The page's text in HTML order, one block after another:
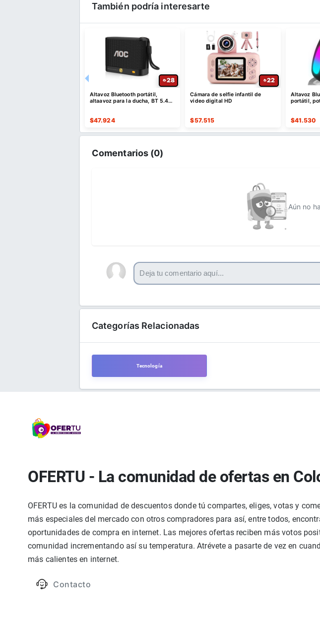
También podría interesarte
28
Altavoz Bluetooth portátil,
altaavoz para la ducha, BT 5.4
$47.924
22
Cámara de selfie infantil de
video digital HD
$57.515
Altavoz
portátil,
$41.530
Comentarios (0)
Aún no
Categorías Relacionadas
Tecnología
OFERTU - La comunidad de ofertas en
OFERTU es la comunidad de descuentos donde tú compartes, eliges, votas y
más especiales del mercado con otros compradores para así, entre todos,
oportunidades de compra en internet. Las mejores ofertas reciben más votos
comunidad incrementando así su temperatura. Atrévete a pasarte de vez en
más calientes en internet.
Contacto